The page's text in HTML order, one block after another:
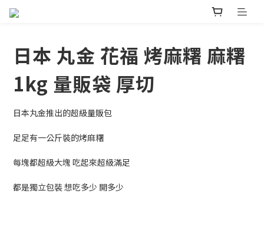
日本 丸金 花福 烤麻糬 麻糬
1kg 量販袋 厚切
日本丸金推出的超級量販包
足足有一公斤裝的烤麻糬
每塊都超級大塊 吃起來超級滿足
都是獨立包裝 想吃多少 開多少